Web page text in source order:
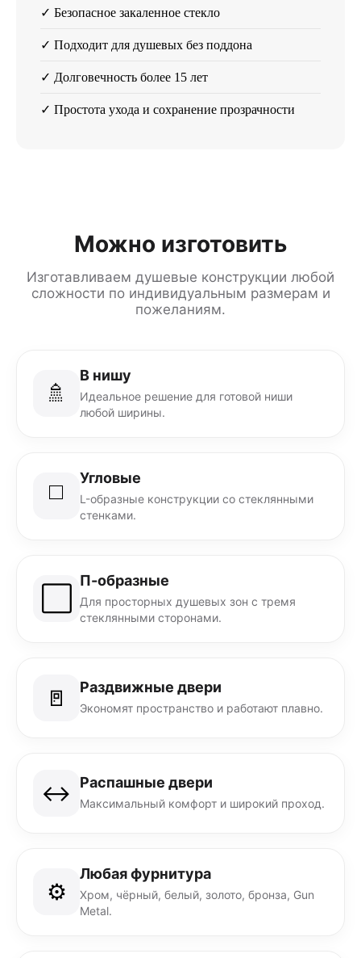
✓ Безопасное закаленное стекло
✓ Подходит для душевых без поддона
✓ Долговечность более 15 лет
✓ Простота ухода и сохранение прозрачности
Можно изготовить
Изготавливаем душевые конструкции любой
сложности по индивидуальным размерам и
пожеланиям.
🚿
В нишу
Идеальное решение для готовой ниши
любой ширины.
◻️
Угловые
L-образные конструкции со стеклянными
стенками.
П-образные
Для просторных душевых зон с тремя
стеклянными сторонами.
🚪 Раздвижные двери
Экономят пространство и работают плавно.
↔️ Распашные двери
Максимальный комфорт и широкий проход.
⚙️
Любая фурнитура
Хром, чёрный, белый, золото, бронза, Gun
Metal.